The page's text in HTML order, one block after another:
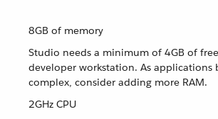
8GB of memory
Studio needs a minimum of 4GB of
developer workstation. As applications
complex, consider adding more RAM.
2GHz CPU